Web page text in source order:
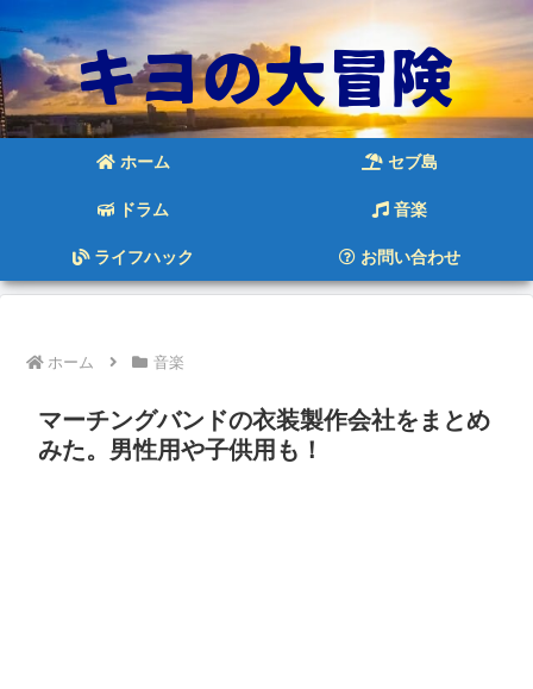
ホーム セブ島
ドラム 音楽
ライフハック お問い合わせ
ホーム 音楽
マーチングバンドの衣装製作会社をまとめ
みた。男性用や子供用も！